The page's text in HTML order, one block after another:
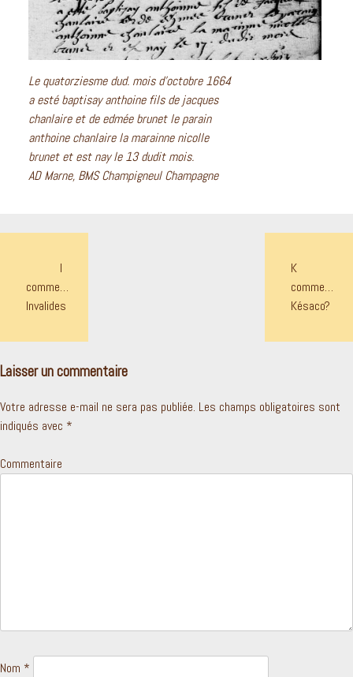
Le quatorziesme dud. mois d’octobre 1664
a esté baptisay anthoine fils de jacques
chanlaire et de edmée brunet le parain
anthoine chanlaire la marainne nicolle
brunet et est nay le 13 dudit mois.
AD Marne, BMS Champigneul Champagne
L’ARTICLE
I
comme…
Invalides
K
comme…
Késaco?
Laisser un commentaire
Votre adresse e-mail ne sera pas publiée. Les champs obligatoires sont
indiqués avec *
Commentaire
Nom *